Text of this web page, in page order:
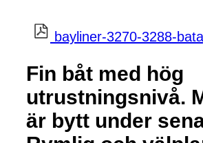
bayliner-3270-3288-
Fin båt med hög
utrustningsnivå.
är bytt under